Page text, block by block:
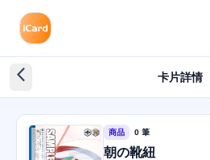
arrow_back_ios_new 卡片詳情
商品 0 筆
朝の靴紐